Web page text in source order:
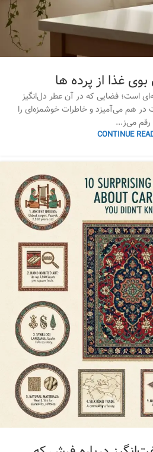
غذا از پرده ها
است؛ فضایی که در آن عطر دل‌انگیز
در هم می‌آمیزد و خاطرات خوشمزه‌ای را
رقم می‌ز...
CONTINUE